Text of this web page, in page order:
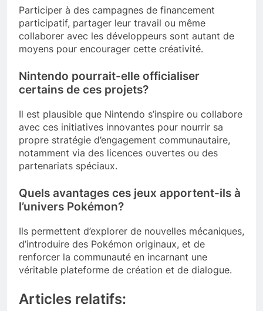
Participer à des campagnes de financement
participatif, partager leur travail ou même
collaborer avec les développeurs sont autant de
moyens pour encourager cette créativité.
Nintendo pourrait-elle officialiser
certains de ces projets?
Il est plausible que Nintendo s’inspire ou collabore
avec ces initiatives innovantes pour nourrir sa
propre stratégie d’engagement communautaire,
notamment via des licences ouvertes ou des
partenariats spéciaux.
Quels avantages ces jeux apportent-ils à
l’univers Pokémon?
Ils permettent d’explorer de nouvelles mécaniques,
d’introduire des Pokémon originaux, et de
renforcer la communauté en incarnant une
véritable plateforme de création et de dialogue.
Articles relatifs: